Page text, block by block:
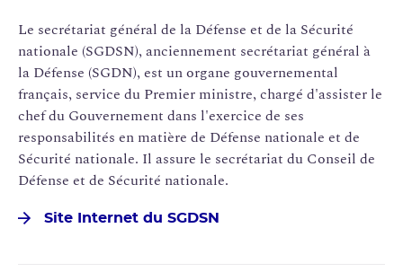
Le secrétariat général de la Défense et de la Sécurité
nationale (SGDSN), anciennement secrétariat général à
la Défense (SGDN), est un organe gouvernemental
français, service du Premier ministre, chargé d'assister le
chef du Gouvernement dans l'exercice de ses
responsabilités en matière de Défense nationale et de
Sécurité nationale. Il assure le secrétariat du Conseil de
Défense et de Sécurité nationale.
Site Internet du SGDSN